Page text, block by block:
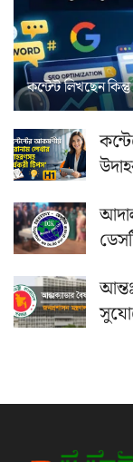
কন্টেন্ট লিখছেন